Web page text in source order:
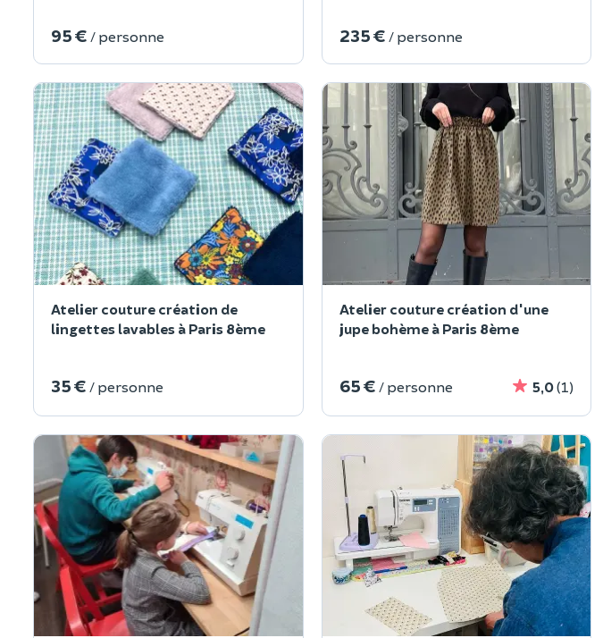
95 € / personne 235 € / personne
Atelier couture création de
lingettes lavables à Paris 8ème
35 € / personne
Atelier couture création d'une
jupe bohème à Paris 8ème
65 € / personne 5,0(1)